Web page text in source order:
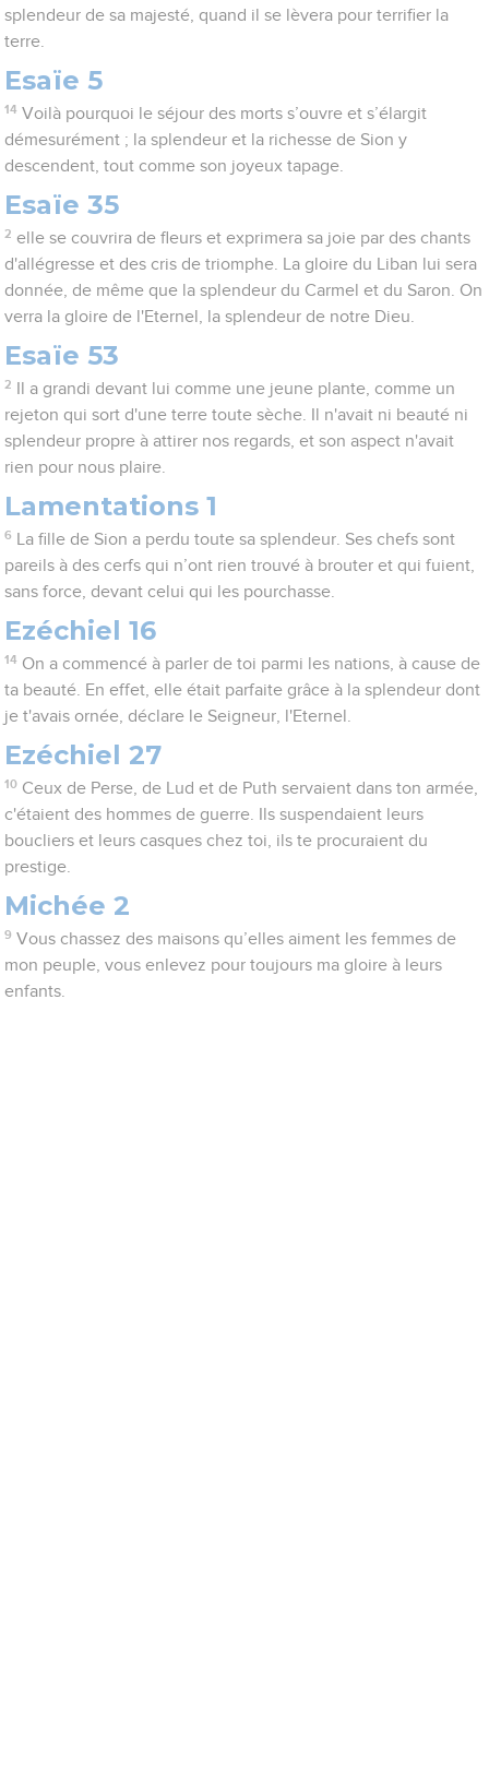
splendeur de sa majesté, quand il se lèvera pour terrifier la
terre.
Esaïe 5
14 Voilà pourquoi le séjour des morts s’ouvre et s’élargit
démesurément ; la splendeur et la richesse de Sion y
descendent, tout comme son joyeux tapage.
Esaïe 35
2 elle se couvrira de fleurs et exprimera sa joie par des chants
d'allégresse et des cris de triomphe. La gloire du Liban lui sera
donnée, de même que la splendeur du Carmel et du Saron. On
verra la gloire de l'Eternel, la splendeur de notre Dieu.
Esaïe 53
2
Il a grandi devant lui comme une jeune plante, comme un
rejeton qui sort d'une terre toute sèche. Il n'avait ni beauté ni
splendeur propre à attirer nos regards, et son aspect n'avait
rien pour nous plaire.
Lamentations 1
6
La fille de Sion a perdu toute sa splendeur. Ses chefs sont
pareils à des cerfs qui n’ont rien trouvé à brouter et qui fuient,
sans force, devant celui qui les pourchasse.
Ezéchiel 16
14 On a commencé à parler de toi parmi les nations, à cause de
ta beauté. En effet, elle était parfaite grâce à la splendeur dont
je t'avais ornée, déclare le Seigneur, l'Eternel.
Ezéchiel 27
10 Ceux de Perse, de Lud et de Puth servaient dans ton armée,
c'étaient des hommes de guerre. Ils suspendaient leurs
boucliers et leurs casques chez toi, ils te procuraient du
prestige.
Michée 2
9 Vous chassez des maisons qu’elles aiment les femmes de
mon peuple, vous enlevez pour toujours ma gloire à leurs
enfants.